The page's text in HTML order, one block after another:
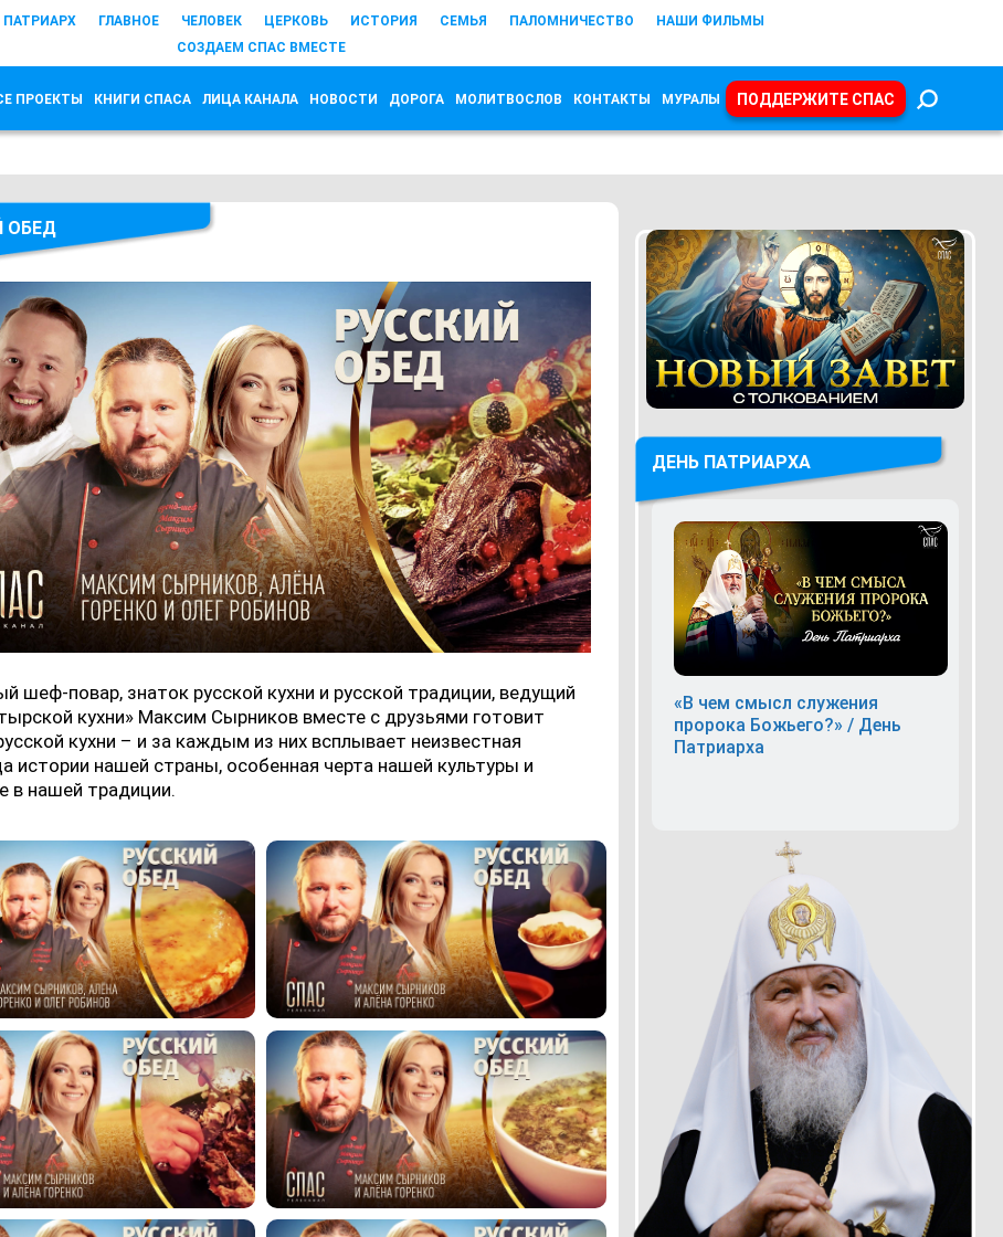
ПАТРИАРХ ГЛАВНОЕ ЧЕЛОВЕК ЦЕРКОВЬ ИСТОРИЯ СЕМЬЯ ПАЛОМНИЧЕСТВО
НАШИ ФИЛЬМЫ
СОЗДАЕМ СПАС ВМЕСТЕ
ПРОЕКТЫ КНИГИ СПАСА ЛИЦА КАНАЛА НОВОСТИ ДОРОГА МОЛИТВОСЛОВ КОНТАКТЫ МУРАЛЫ ПОДДЕРЖИТЕ СПАС
ОБЕД
шеф-повар, знаток русской кухни и русской традиции, ведущий
кухни» Максим Сырников вместе с друзьями готовит
кухни – и за каждым из них всплывает неизвестная
истории нашей страны, особенная черта нашей культуры и
в нашей традиции.
ДЕНЬ ПАТРИАРХА
«В чем смысл служения
пророка Божьего?» / День
Патриарха